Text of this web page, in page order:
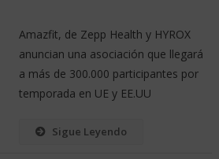
Amazfit, de Zepp Health y HYROX
anuncian una asociación que llegará
a más de 300.000 participantes por
temporada en UE y EE.UU
Sigue Leyendo